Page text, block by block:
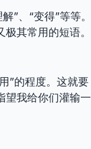
”、“变得”等等。
其常用的短语。
”的程度。这就要
望我给你们灌输一